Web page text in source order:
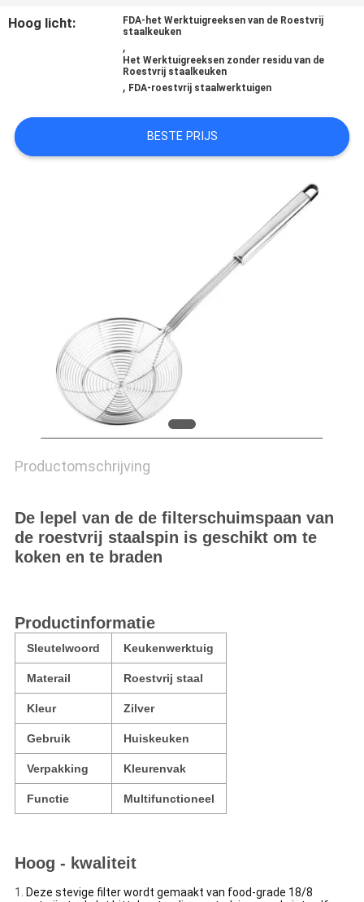
SITEMAP
POLICY
Hoog licht:
FDA-het Werktuigreeksen van de Roestvrij
staalkeuken
,
Het Werktuigreeksen zonder residu van de
Roestvrij staalkeuken
, FDA-roestvrij staalwerktuigen
BESTE PRIJS
Productomschrijving
De lepel van de de filterschuimspaan van
de roestvrij staalspin is geschikt om te
koken en te braden
Productinformatie
Sleutelwoord Keukenwerktuig
Materail Roestvrij staal
Kleur Zilver
Gebruik Huiskeuken
Verpakking Kleurenvak
Functie Multifunctioneel
Hoog - kwaliteit
1. Deze stevige filter wordt gemaakt van food-grade 18/8